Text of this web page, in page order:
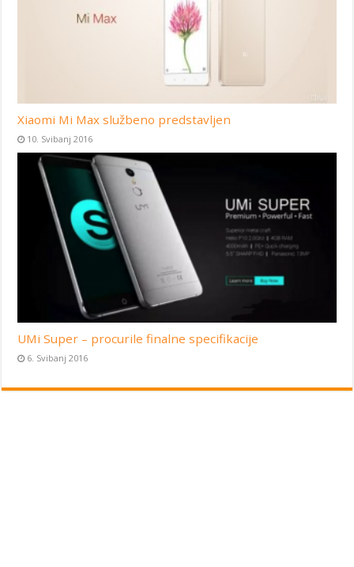
Xiaomi Mi Max službeno predstavljen
10. Svibanj 2016
UMi Super – procurile finalne specifikacije
6. Svibanj 2016